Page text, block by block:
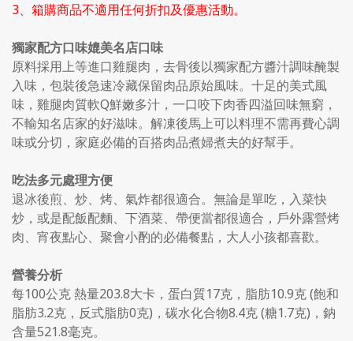
3、箱購商品不適用任何折扣及優惠活動。
獨家配方口味媲美名店口味
原料採用上等進口雞腿肉，去骨後以獨家配方醬汁調味醃製
入味，包裝後急速冷藏保留肉品原始風味。十足的美式風
味，雞腿肉質軟Q鮮嫩多汁，一口咬下肉香四溢回味無窮，
不輸知名店家的好滋味。解凍後馬上可以料理不需再費心調
味或分切，家庭必備的百搭肉品煮婦煮夫的好幫手。
吃法多元處理方便
退冰後煎、炒、烤、氣炸都很適合。無論是單吃，入菜快
炒，或是配飯配麵、下酒菜、帶便當都很適合，戶外露營烤
肉、宵夜點心、聚會小酌的必備餐點，大人小孩都喜歡。
營養分析
每100公克 熱量203.8大卡，蛋白質17克，脂肪10.9克 (飽和
脂肪3.2克，反式脂肪0克)，碳水化合物8.4克 (糖1.7克)，鈉
含量521.8毫克。